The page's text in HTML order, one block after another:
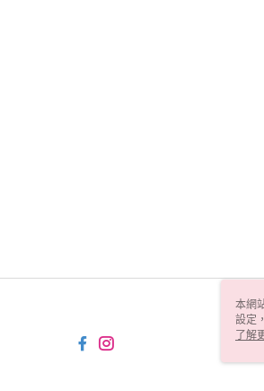
本網
設定
使用
了解